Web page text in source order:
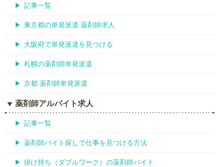
記事一覧
東京都の単発派遣 薬剤師求人
大阪府で単発派遣を見つける
札幌の薬剤師単発派遣
京都 薬剤師単発派遣
薬剤師アルバイト求人
記事一覧
薬剤師バイト探しで仕事を見つける方法
掛け持ち（ダブルワーク）の薬剤師バイト